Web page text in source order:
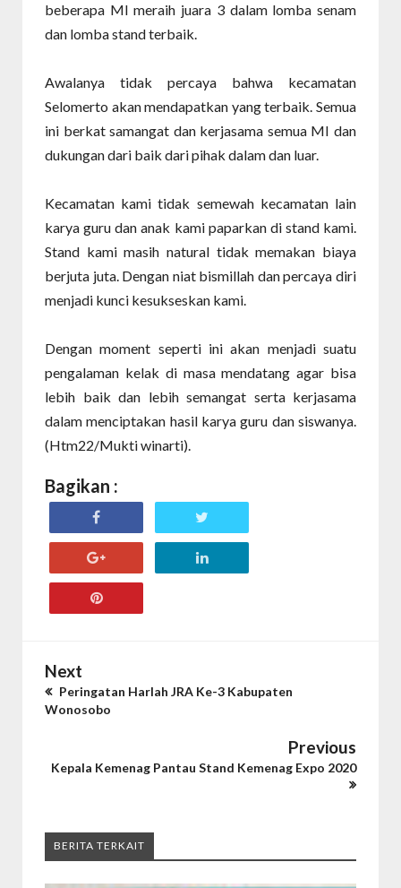
beberapa MI meraih juara 3 dalam lomba senam
dan lomba stand terbaik.
Awalanya tidak percaya bahwa kecamatan
Selomerto akan mendapatkan yang terbaik. Semua
ini berkat samangat dan kerjasama semua MI dan
dukungan dari baik dari pihak dalam dan luar.
Kecamatan kami tidak semewah kecamatan lain
karya guru dan anak kami paparkan di stand kami.
Stand kami masih natural tidak memakan biaya
berjuta juta. Dengan niat bismillah dan percaya diri
menjadi kunci kesukseskan kami.
Dengan moment seperti ini akan menjadi suatu
pengalaman kelak di masa mendatang agar bisa
lebih baik dan lebih semangat serta kerjasama
dalam menciptakan hasil karya guru dan siswanya.
(Htm22/Mukti winarti).
Bagikan :
Next
Peringatan Harlah JRA Ke-3 Kabupaten
Wonosobo
Previous
Kepala Kemenag Pantau Stand Kemenag Expo 2020
BERITA TERKAIT